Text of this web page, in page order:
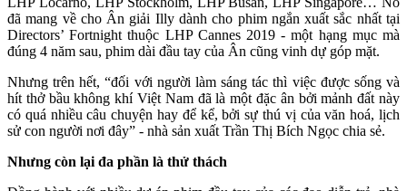
đã mang về cho Ân giải Illy dành cho phim ngắn xuất sắc nhất tại
Directors’ Fortnight thuộc LHP Cannes 2019 - một hạng mục mà
đúng 4 năm sau, phim dài đầu tay của Ân cũng vinh dự góp mặt.
Nhưng trên hết, “đối với người làm sáng tác thì việc được sống và
hít thở bầu không khí Việt Nam đã là một đặc ân bởi mảnh đất này
có quá nhiều câu chuyện hay để kể, bởi sự thú vị của văn hoá, lịch
sử con người nơi đây” - nhà sản xuất Trần Thị Bích Ngọc chia sẻ.
Nhưng còn lại đa phần là thử thách